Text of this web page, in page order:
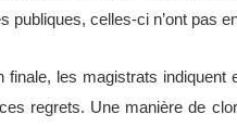
publiques, celles-ci n’ont pas
finale, les magistrats
regrets. Une manière de